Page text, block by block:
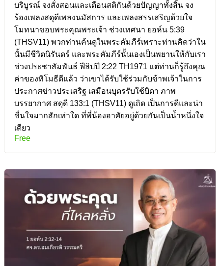
บริบูรณ์ จงสั่งสอนและเตือนสติกันด้วยปัญญาทั้งสิ้น จง
ร้องเพลงสดุดีเพลงนมัสการ และเพลงสรรเสริญด้วยใจ
โมทนาขอบพระคุณพระเจ้า ช่วงเทศนา ยอห์น 5:39
(THSV11) พวกท่านค้นดูในพระคัมภีร์เพราะท่านคิดว่าใน
นั้นมีชีวิตนิรันดร์ และพระคัมภีร์นั้นเองเป็นพยานให้กับเรา
ช่วงประชาสัมพันธ์ ฟีลิปปี 2:22 TH1971 แต่ท่านก็รู้ถึงคุณ
ค่าของทิโมธีดีแล้ว ว่าเขาได้รับใช้ร่วมกับข้าพเจ้าในการ
ประกาศข่าวประเสริฐ เสมือนบุตรรับใช้บิดา ภาพ
บรรยากาศ สดุดี 133:1 (THSV11) ดูเถิด เป็นการดีและน่า
ชื่นใจมากสักเท่าใด ที่พี่น้องอาศัยอยู่ด้วยกันเป็นน้ำหนึ่งใจ
เดียว
Free